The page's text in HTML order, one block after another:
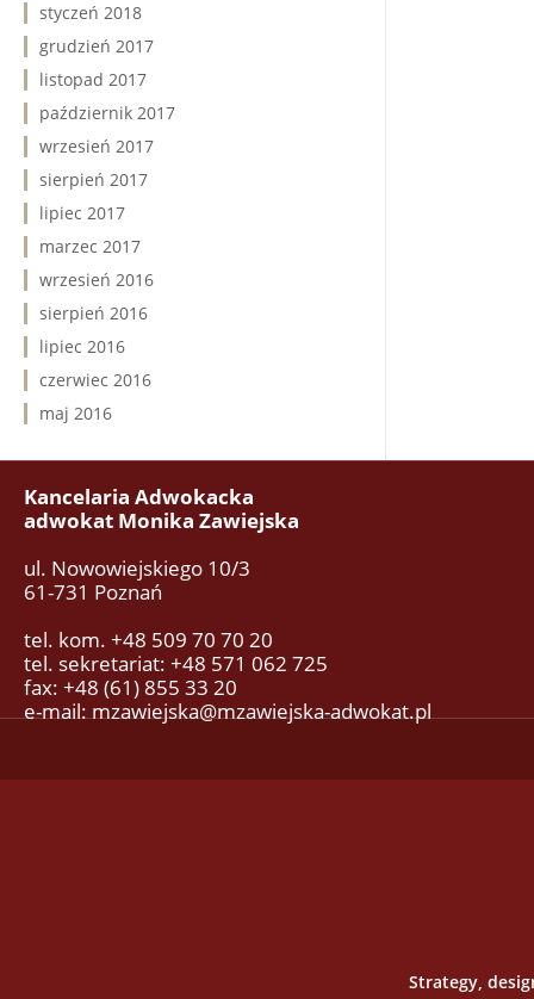
styczeń 2018
grudzień 2017
listopad 2017
październik 2017
wrzesień 2017
sierpień 2017
lipiec 2017
marzec 2017
wrzesień 2016
sierpień 2016
lipiec 2016
czerwiec 2016
maj 2016
Kancelaria Adwokacka
adwokat Monika Zawiejska
ul. Nowowiejskiego 10/3
61-731 Poznań
tel. kom. +48 509 70 70 20
tel. sekretariat: +48 571 062 725
fax: +48 (61) 855 33 20
e-mail: mzawiejska@mzawiejska-adwokat.pl
Strategy,